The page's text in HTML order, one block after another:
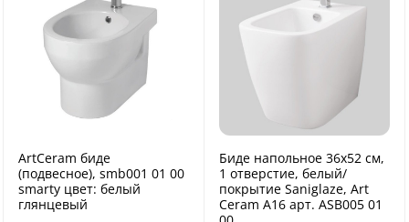
ArtCeram биде
(подвесное), smb001 01 00
smarty цвет: белый
глянцевый
Биде напольное 36х52 см,
1 отверстие, белый/
покрытие Saniglaze, Art
Ceram A16 арт. ASB005 01